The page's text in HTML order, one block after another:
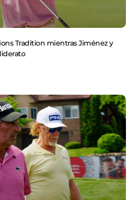
Tradition mientras Jiménez y